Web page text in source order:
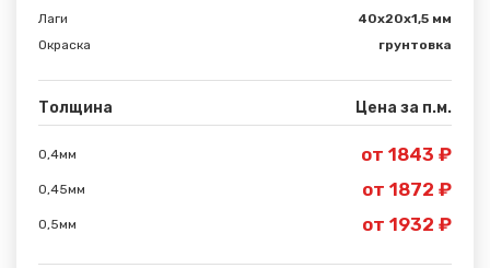
Лаги
40х20х1,5 мм
Окраска
грунтовка
Толщина Цена за п.м.
0,4мм от 1843 ₽
0,45мм от 1872 ₽
0,5мм от 1932 ₽